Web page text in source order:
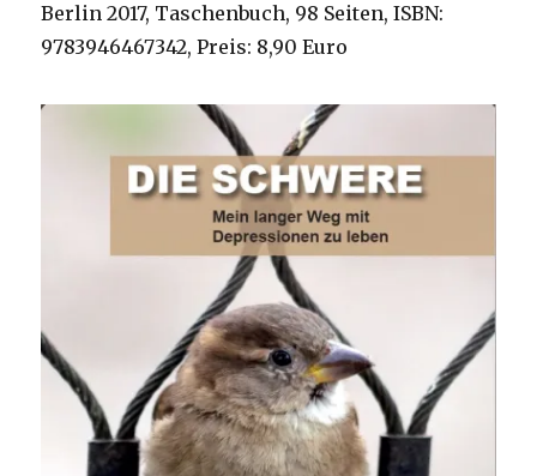
Berlin 2017, Taschenbuch, 98 Seiten, ISBN:
9783946467342, Preis: 8,90 Euro